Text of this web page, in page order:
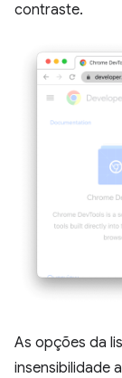
contraste.
As opções da
insensibilidade